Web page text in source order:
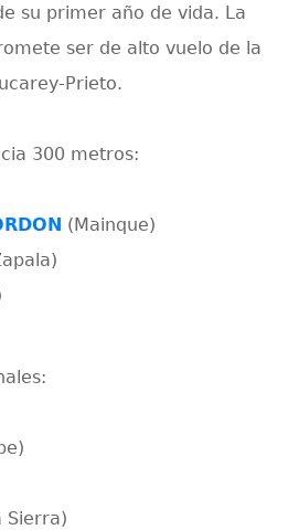
su primer año de vida. La
ser de alto vuelo de la
Prieto.
300 metros:
(Mainque)
Sierra)